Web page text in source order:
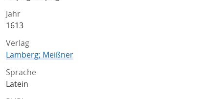
Jahr
1613
Verlag
Lamberg; Meißner
Sprache
Latein